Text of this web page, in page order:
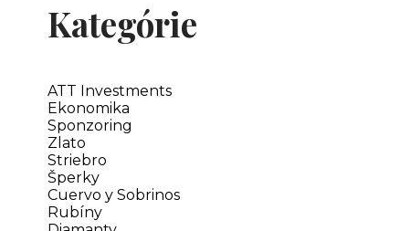
Kategórie
ATT Investments
Ekonomika
Sponzoring
Zlato
Striebro
Šperky
Cuervo y Sobrinos
Rubíny